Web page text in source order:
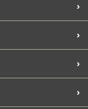
›
›
›
›